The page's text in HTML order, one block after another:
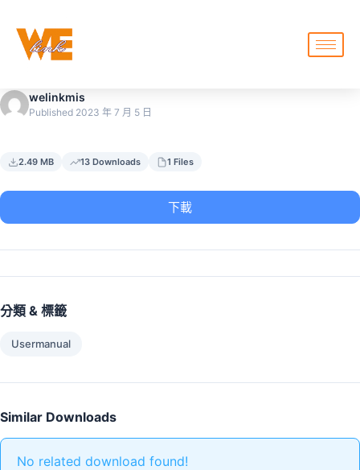
welinkmis
Published 2023 年 7 月 5 日
2.49 MB 13 Downloads 1 Files
下載
分類 & 標籤
Usermanual
Similar Downloads
No related download found!